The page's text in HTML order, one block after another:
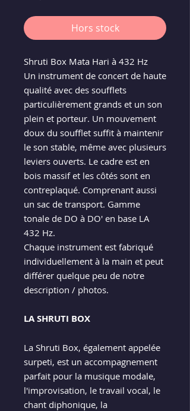
Hors stock
Shruti Box Mata Hari à 432 Hz
Un instrument de concert de haute
qualité avec des soufflets
particulièrement grands et un son
plein et porteur. Un mouvement
doux du soufflet suffit à maintenir
le son stable, même avec plusieurs
leviers ouverts. Le cadre est en
bois massif et les côtés sont en
contreplaqué. Comprenant aussi
un sac de transport. Gamme
tonale de DO à DO' en base LA
432 Hz.
Chaque instrument est fabriqué
individuellement à la main et peut
différer quelque peu de notre
description / photos.
LA SHRUTI BOX
La Shruti Box, également appelée
surpeti, est un accompagnement
parfait pour la musique modale,
l'improvisation, le travail vocal, le
chant diphonique, la